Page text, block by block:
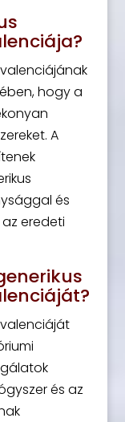
hogy a
A
és
eredeti
és az